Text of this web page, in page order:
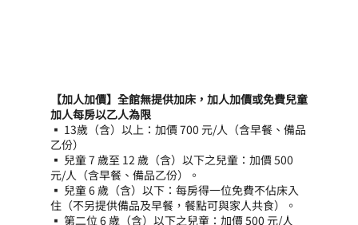
【加人加價】全館無提供加床，加人加價或免費兒童
加人每房以乙人為限
▪ 13歲（含）以上：加價 700 元/人（含早餐、備品
乙份）
▪ 兒童 7 歲至 12 歲（含）以下之兒童：加價 500
元/人（含早餐、備品乙份）。
▪ 兒童 6 歲（含）以下：每房得一位免費不佔床入
住（不另提供備品及早餐，餐點可與家人共食）。
▪ 第二位 6 歲（含）以下之兒童：加價 500 元/人